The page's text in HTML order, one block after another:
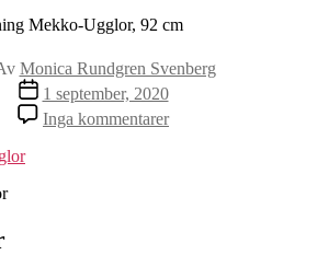
Mekko-Ugglor, 92 cm
Monica Rundgren Svenberg
Inläggsdatum
1 september, 2020
Inga kommentarertill
Klänning